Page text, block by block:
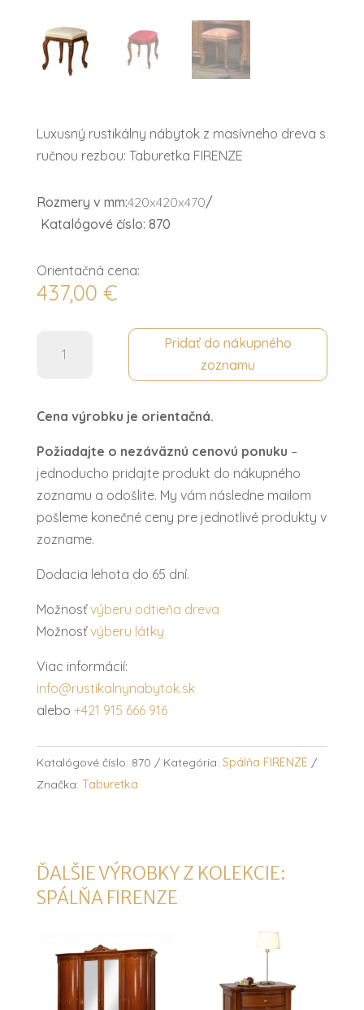
Luxusný rustikálny nábytok z masívneho dreva s
ručnou rezbou: Taburetka FIRENZE
Rozmery v mm:420x420x470/
Katalógové číslo: 870
Orientačná cena:
437,00 €
Taburetka
Pridať do nákupného
zoznamu
Cena výrobku je orientačná.
Požiadajte o nezáväznú cenovú ponuku –
jednoducho pridajte produkt do nákupného
zoznamu a odošlite. My vám následne mailom
pošleme konečné ceny pre jednotlivé produkty v
zozname.
Dodacia lehota do 65 dní.
Možnosťvýberu odtieňa dreva
Možnosťvýberu látky
Viac informácií:
info@rustikalnynabytok.sk
alebo +421 915 666 916
Katalógové číslo: 870 Kategória: Spálňa FIRENZE
Značka: Taburetka
ĎALŠIE VÝROBKY Z KOLEKCIE:
SPÁLŇA FIRENZE